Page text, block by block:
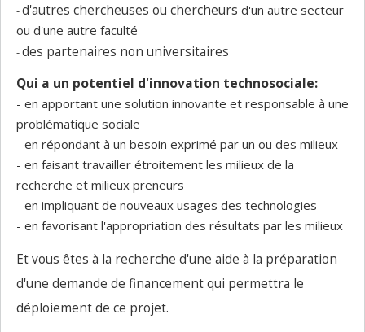
-d'autres chercheuses ou chercheurs d'un autre secteur
ou d'une autre faculté
-des partenaires non universitaires
Qui a un potentiel d'innovation technosociale:
- en apportant une solution innovante et responsable à une
problématique sociale
- en répondant à un besoin exprimé par un ou des milieux
- en faisant travailler étroitement les milieux de la
recherche et milieux preneurs
- en impliquant de nouveaux usages des technologies
- en favorisant l'appropriation des résultats par les milieux
Et vous êtes à la recherche d'une aide à la préparation
d'une demande de financement qui permettra le
déploiement de ce projet.